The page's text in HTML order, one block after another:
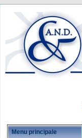
Menu principale